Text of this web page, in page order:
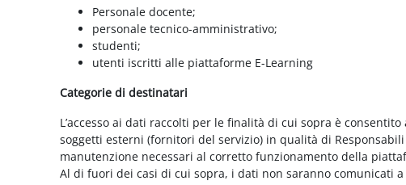
Personale docente;
personale tecnico-amministrativo;
studenti;
utenti iscritti alle piattaforme E-Learning
Categorie di destinatari
L’accesso ai dati raccolti per le finalità di cui sopra è
soggetti esterni (fornitori del servizio) in qualità di
manutenzione necessari al corretto funzionamento della
Al di fuori dei casi di cui sopra, i dati non saranno comunicati